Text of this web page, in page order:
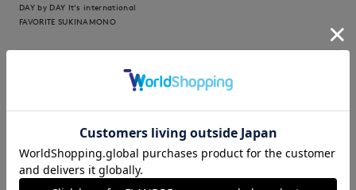
DAY by DAY It's international
FAVORITE SUKINAMONO
【着用サイズ】全て09 【着用カラー】カーディガン：ベージ
織りでも一枚着としても着用できます。お袖にスリット入り、リ
ブもしっかり入っており、上げて着やすいです。 スカートはし
わになりにくい素材。サラッと軽く、オンオフ着回しのしやすい